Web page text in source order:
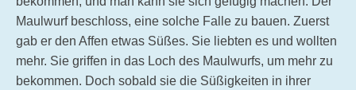
Maulwurf beschloss, eine solche Falle zu bauen. Zuerst
gab er den Affen etwas Süßes. Sie liebten es und wollten
mehr. Sie griffen in das Loch des Maulwurfs, um mehr zu
bekommen. Doch sobald sie die Süßigkeiten in ihrer